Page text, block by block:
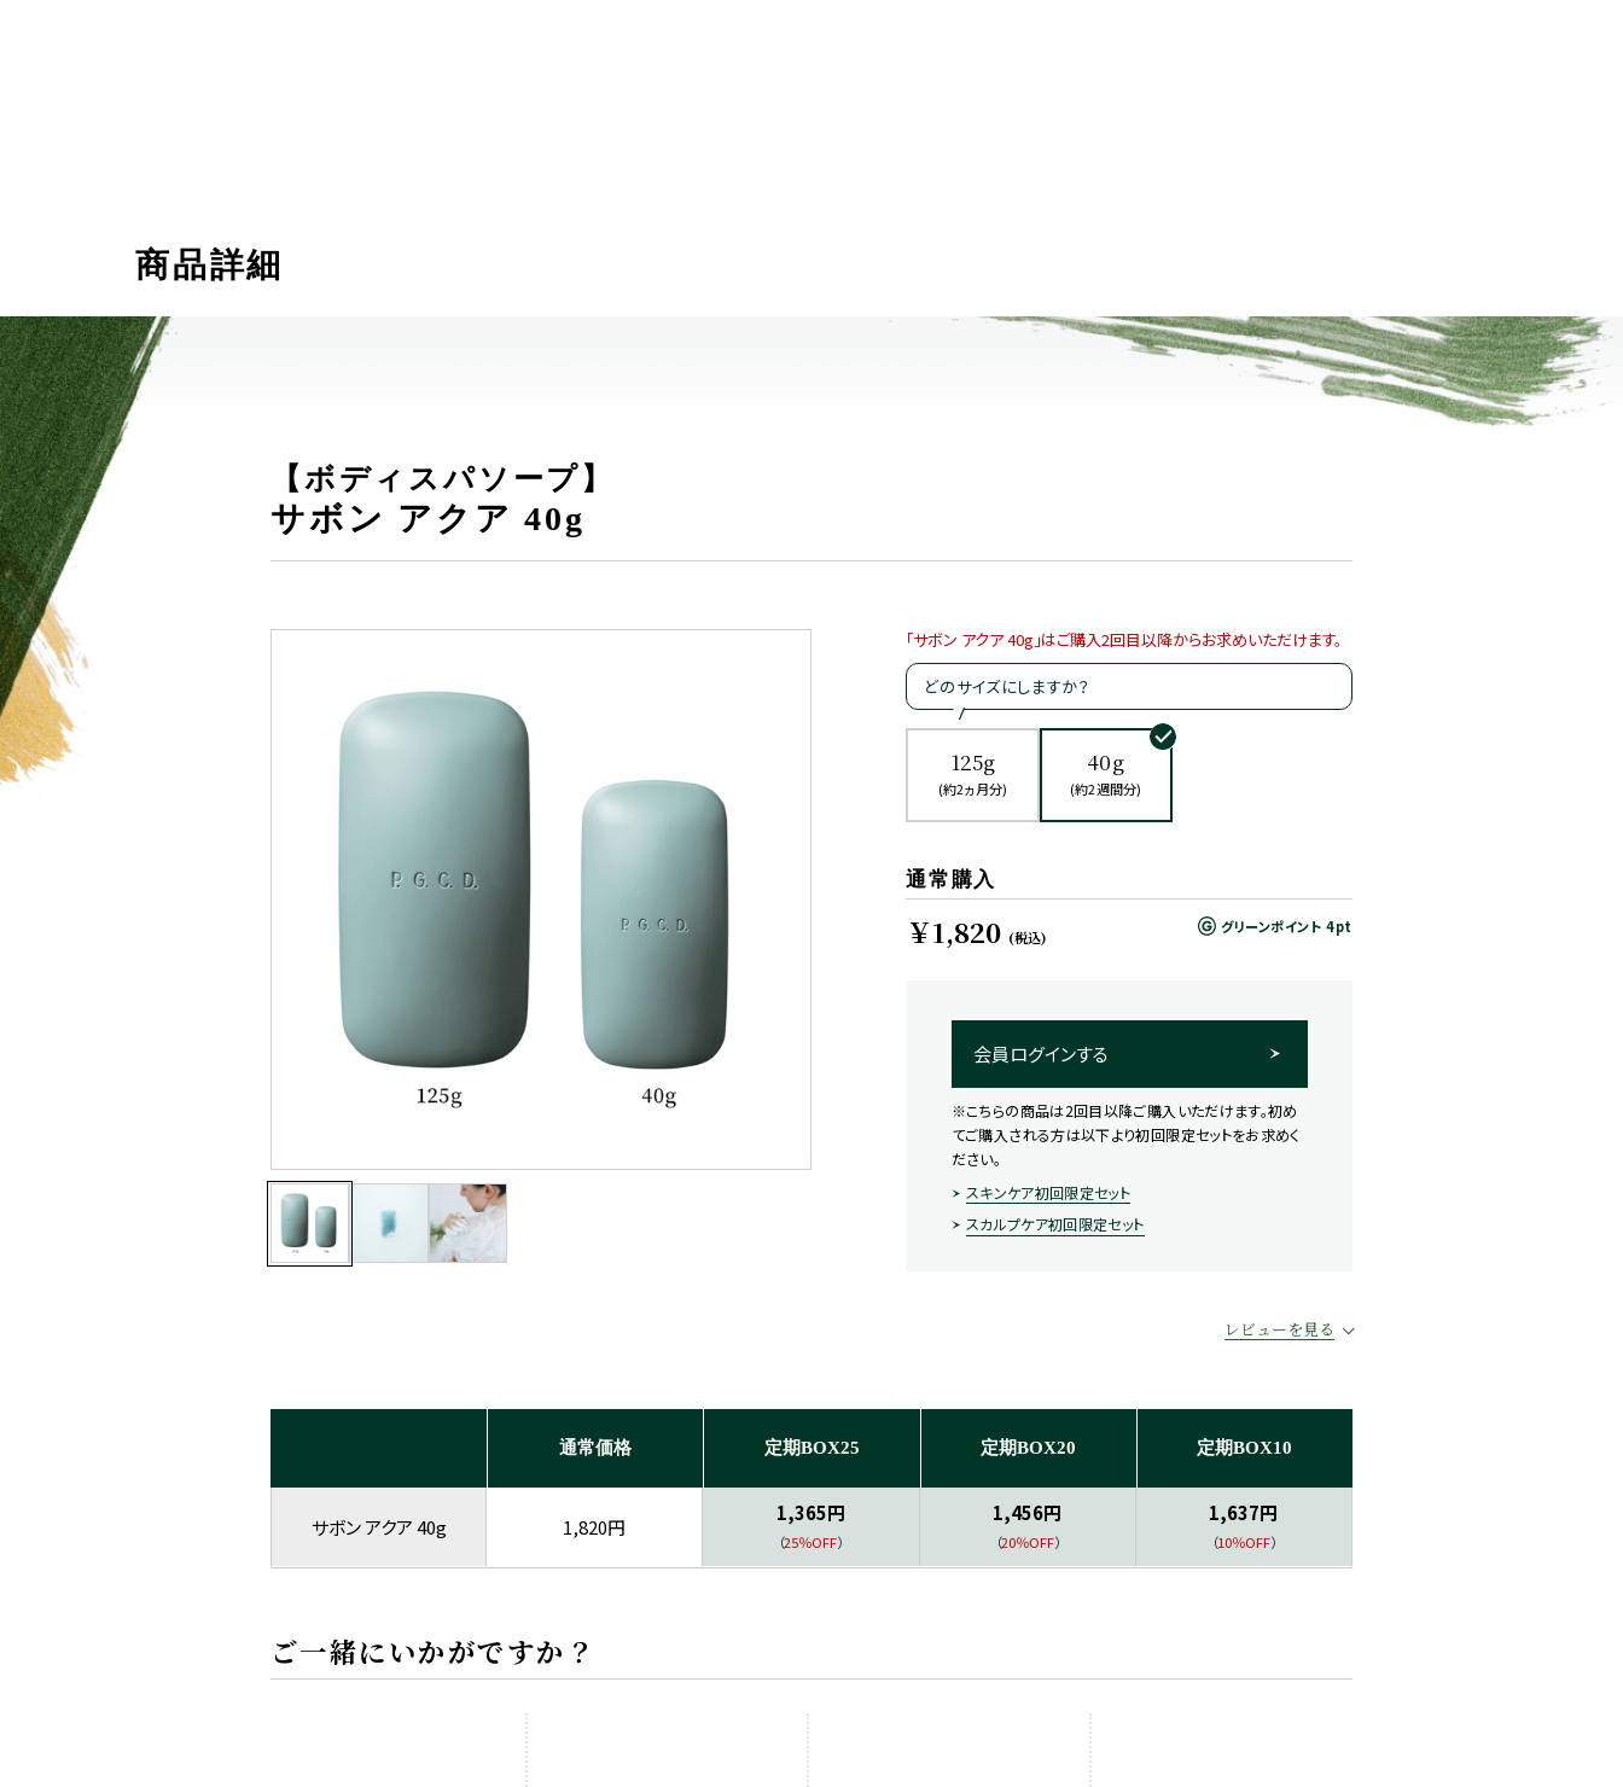
商品詳細
【ボディスパソープ】
サボン アクア 40g
「サボン アクア 40g」はご購入2回目以降からお求めいただけます。
どのサイズにしますか？
125g
(約2ヵ月分)
40g
(約2週間分)
通常購入
￥1,820 (税込)
グリーンポイント 4pt
会員ログインする
※こちらの商品は2回目以降ご購入いただけます。初め
てご購入される方は以下より初回限定セットをお求めく
ださい。
スキンケア初回限定セット
スカルプケア初回限定セット
レビューを見る
サボン アクア 40g
通常価格
1,820円
定期BOX25
1,365円
（25％OFF）
定期BOX20
1,456円
（20％OFF）
定期BOX10
1,637円
（10％OFF）
ご一緒にいかがですか？